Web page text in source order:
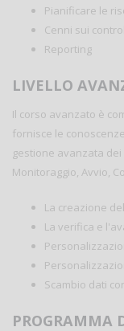
Pianificare le
Cenni sui
Reporting
LIVELLO
Il corso avanzato è
fornisce le
gestione avanzata
Monitoraggio, Avvio,
La creazione
La verifica e
Scambio dati
PROGRAMMA